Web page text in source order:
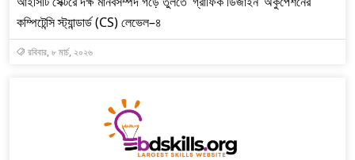
কম্পিটেন্সি স্ট্যান্ডার্ড (CS) লেভেল–৪
রবিবার, ৮ মার্চ, ২০২৬